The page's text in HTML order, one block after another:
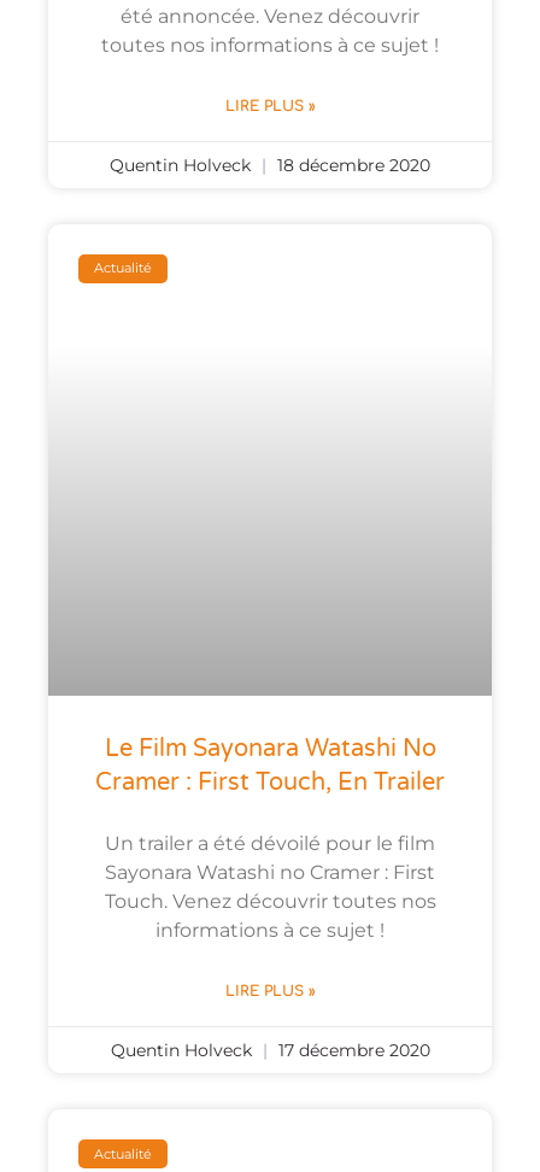
été annoncée. Venez découvrir
toutes nos informations à ce sujet !
LIRE PLUS »
Quentin Holveck 18 décembre 2020
Actualité
Le Film Sayonara Watashi No
Cramer : First Touch, En Trailer
Un trailer a été dévoilé pour le film
Sayonara Watashi no Cramer : First
Touch. Venez découvrir toutes nos
informations à ce sujet !
LIRE PLUS »
Quentin Holveck 17 décembre 2020
Actualité